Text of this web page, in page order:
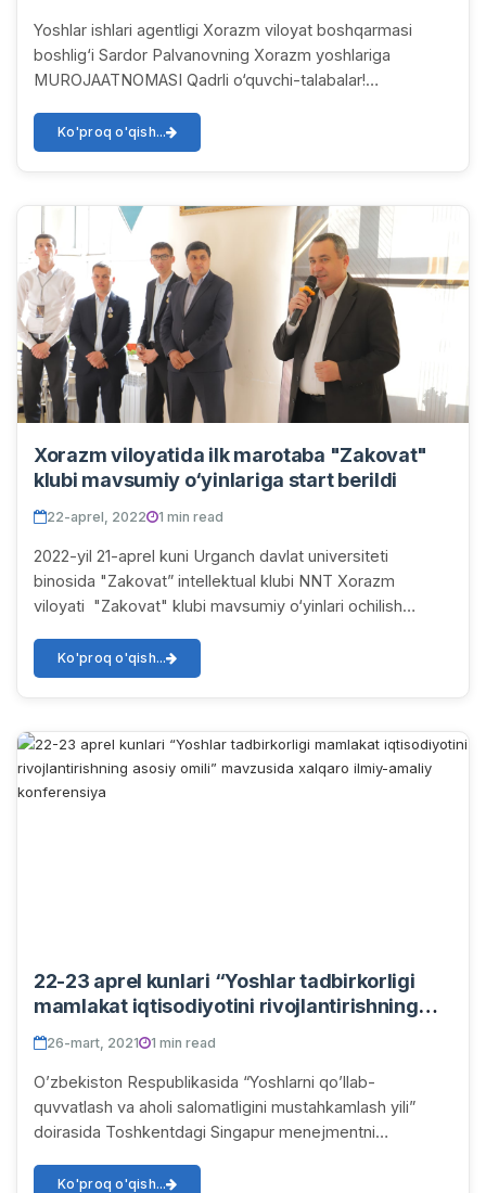
Yoshlar ishlari agentligi Xorazm viloyat boshqarmasi
boshlig‘i Sardor Palvanovning Xorazm yoshlariga
MUROJAATNOMASI Qadrli o‘quvchi-talabalar!
Ko'proq o'qish...
Xorazm viloyatida ilk marotaba "Zakovat"
klubi mavsumiy o‘yinlariga start berildi
22-aprel, 2022 1 min read
2022-yil 21-aprel kuni Urganch davlat universiteti
binosida "Zakovat” intellektual klubi NNT Xorazm
viloyati "Zakovat" klubi mavsumiy o‘yinlari ochilish
Ko'proq o'qish...
22-23 aprel kunlari “Yoshlar tadbirkorligi
mamlakat iqtisodiyotini rivojlantirishning
asosiy omili” mavzusida xalqaro ilmiy-
amaliy konferensiya
26-mart, 2021 1 min read
Oʼzbekiston Respublikasida “Yoshlarni qoʼllab-
quvvatlash va aholi salomatligini mustahkamlash yili”
doirasida Toshkentdagi Singapur menejmentni
vak...Ko'proq o'qish...